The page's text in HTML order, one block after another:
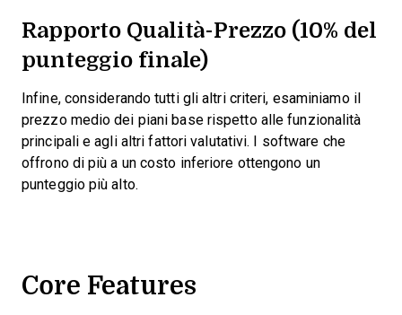
Rapporto Qualità-Prezzo (10% del
punteggio finale)
Infine, considerando tutti gli altri criteri, esaminiamo il
prezzo medio dei piani base rispetto alle funzionalità
principali e agli altri fattori valutativi. I software che
offrono di più a un costo inferiore ottengono un
punteggio più alto.
Core Features